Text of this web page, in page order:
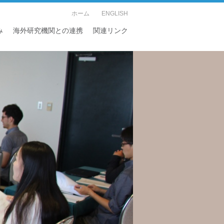
ホーム ENGLISH
海外研究機関との連携 関連リンク